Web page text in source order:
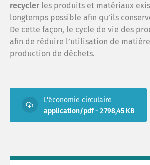
recyclerles produits et matériaux
longtemps possible afin qu’ils
De cette façon, le cycle de vie des
afin de réduire l’utilisation de
production de déchets.
L'économie circulaire
application/pdf - 2 798,45 KB